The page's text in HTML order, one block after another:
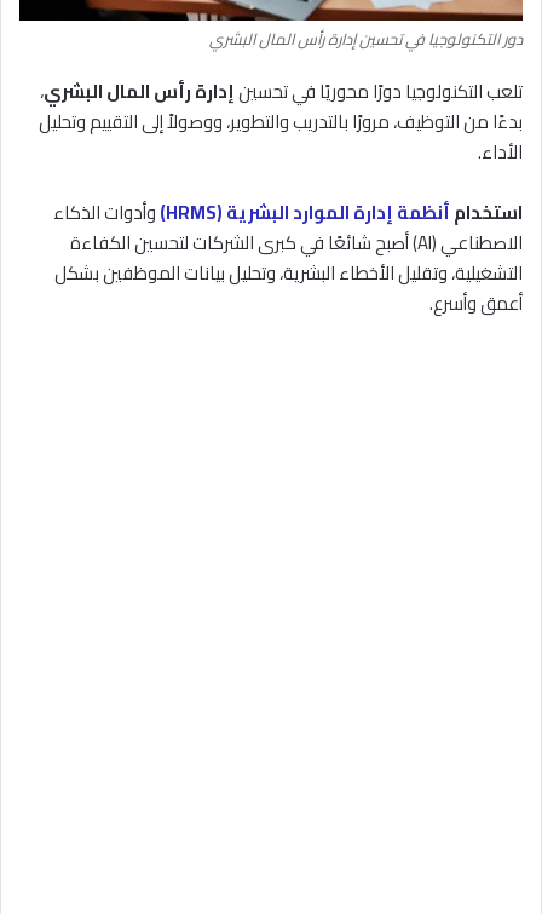
دور التكنولوجيا في تحسين إدارة رأس المال البشري
تلعب التكنولوجيا دورًا محوريًا في تحسينإدارة رأس المال البشري،
بدءًا من التوظيف، مرورًا بالتدريب والتطوير، ووصولاً إلى التقييم وتحليل
الأداء.
استخدامأنظمة إدارة الموارد البشرية (HRMS)
وأدوات الذكاء
الاصطناعي (AI) أصبح شائعًا في كبرى الشركات لتحسين الكفاءة
التشغيلية، وتقليل الأخطاء البشرية، وتحليل بيانات الموظفين بشكل
أعمق وأسرع.